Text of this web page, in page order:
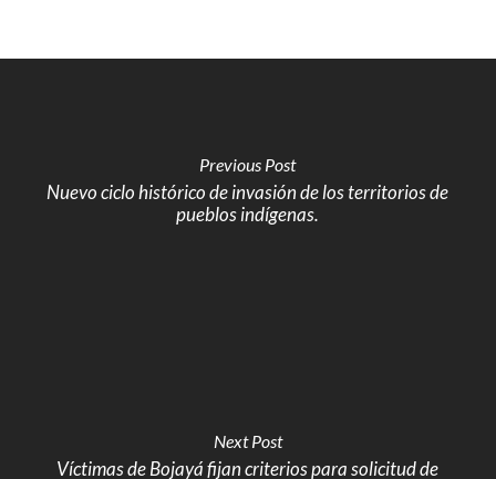
Previous Post
Nuevo ciclo histórico de invasión de los territorios de
pueblos indígenas.
Next Post
Víctimas de Bojayá fijan criterios para solicitud de